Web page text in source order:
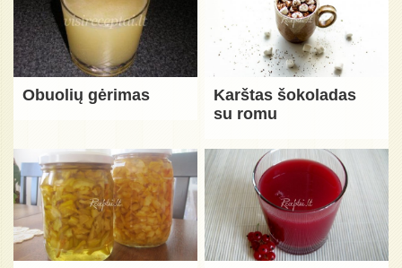
Obuolių gėrimas
Karštas šokoladas
su romu